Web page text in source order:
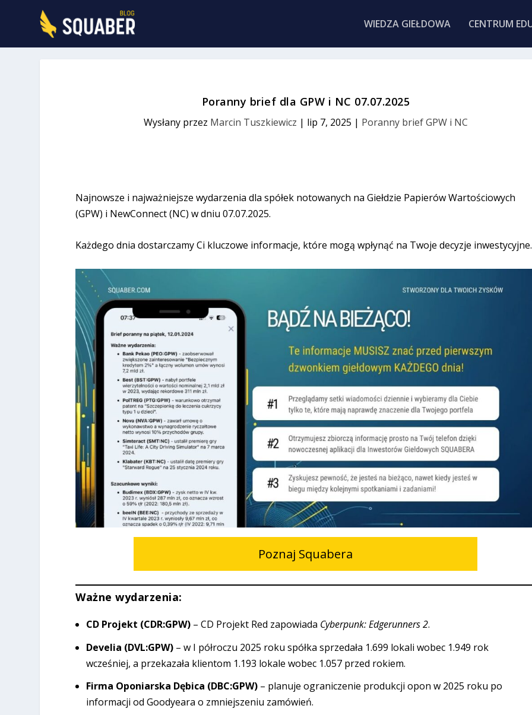
WIEDZA GIEŁDOWA CENTRUM
Poranny brief dla GPW i NC 07.07.2025
Wysłany przez Marcin Tuszkiewicz | lip 7, 2025 | Poranny brief GPW i NC
Najnowsze i najważniejsze wydarzenia dla spółek notowanych na Giełdzie Papierów Wartościowych
(GPW) i NewConnect (NC) w dniu 07.07.2025.
Każdego dnia dostarczamy Ci kluczowe informacje, które mogą wpłynąć na Twoje decyzje inwestycyjne.
Poznaj Squabera
Ważne wydarzenia:
CD Projekt (CDR:GPW) – CD Projekt Red zapowiada Cyberpunk: Edgerunners 2.
Develia (DVL:GPW) – w I półroczu 2025 roku spółka sprzedała 1.699 lokali wobec 1.949 rok
wcześniej, a przekazała klientom 1.193 lokale wobec 1.057 przed rokiem.
Firma Oponiarska Dębica (DBC:GPW) – planuje ograniczenie produkcji opon w 2025 roku po
informacji od Goodyeara o zmniejszeniu zamówień.